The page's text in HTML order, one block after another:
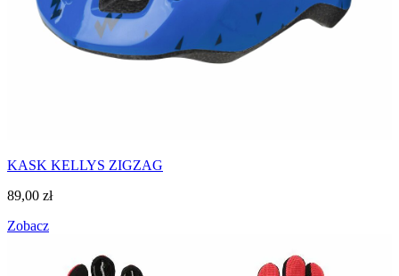
KASK KELLYS ZIGZAG
89,00 zł
Zobacz